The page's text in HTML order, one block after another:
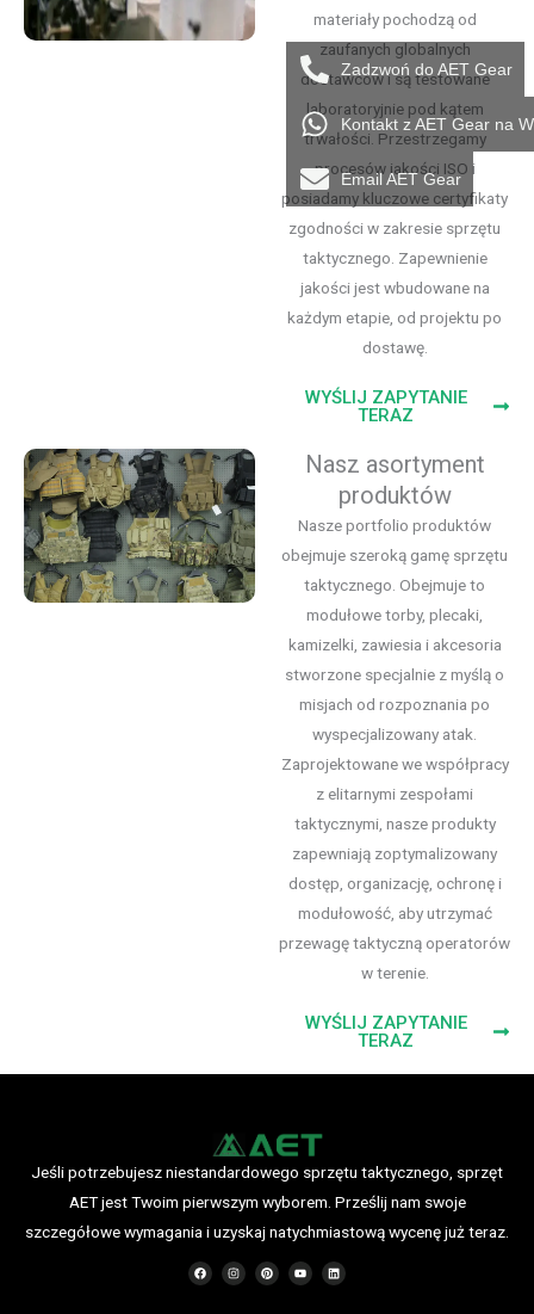
materiały pochodzą od
zaufanych globalnych
dostawców i są testowane
laboratoryjnie pod kątem
trwałości. Przestrzegamy
procesów jakości ISO i
posiadamy kluczowe certyfikaty
zgodności w zakresie sprzętu
taktycznego. Zapewnienie
jakości jest wbudowane na
każdym etapie, od projektu po
dostawę.
WYŚLIJ ZAPYTANIE
TERAZ
Nasz asortyment
produktów
Nasze portfolio produktów
obejmuje szeroką gamę sprzętu
taktycznego. Obejmuje to
modułowe torby, plecaki,
kamizelki, zawiesia i akcesoria
stworzone specjalnie z myślą o
misjach od rozpoznania po
wyspecjalizowany atak.
Zaprojektowane we współpracy
z elitarnymi zespołami
taktycznymi, nasze produkty
zapewniają zoptymalizowany
dostęp, organizację, ochronę i
modułowość, aby utrzymać
przewagę taktyczną operatorów
w terenie.
WYŚLIJ ZAPYTANIE
TERAZ
Jeśli potrzebujesz niestandardowego sprzętu taktycznego, sprzęt
AET jest Twoim pierwszym wyborem. Prześlij nam swoje
szczegółowe wymagania i uzyskaj natychmiastową wycenę już teraz.
F
a
c
I
n
s
P
i
n
Y
o
u
L
i
n
Zadzwoń do AET Gear
Kontakt z AET Gear na
Email AET Gear